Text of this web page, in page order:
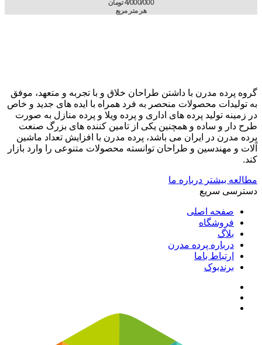
4/000/000تومان
هر متر مربع
گروه پرده مدرن با داشتن طراحان خلاق و با تجربه و متعهد، موفق
به تولیدات محصولات منحصر به فرد همراه با ایده های جدید و خاص
در زمینه تولید پرده های اداری و پرده ویلا و پرده منازل به صورت
طرح دار و ساده و همچنین یکی از تامین کننده های بزرگ صنعت
پرده مدرن در ایران می باشد، پرده مدرن با افزایش تعداد ماشین
آلات و مهندسین و طراحان توانسته محصولات متنوعی را وارد بازار
کند.
مطالعه بیشتر درباره ما
دسترسی سریع
صفحه اصلی
فروشگاه
بلاگ
درباره پرده مدرن
ارتباط باما
برندبوک